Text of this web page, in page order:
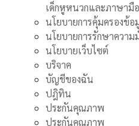
เด็กหูหนวกและภาษามือ
นโยบายการคุ้มครองข้
นโยบายการรักษาควา
นโยบายเว็บไซต์
บริจาค
บัญชีของฉัน
ปฎิทิน
ประกันคุณภาพ
ประกันคุณภาพ